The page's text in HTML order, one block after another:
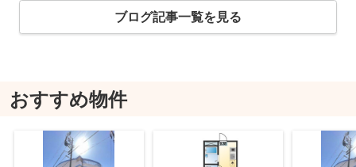
ブログ記事一覧を見る
おすすめ物件